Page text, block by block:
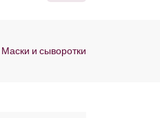
Маски и сыворотки